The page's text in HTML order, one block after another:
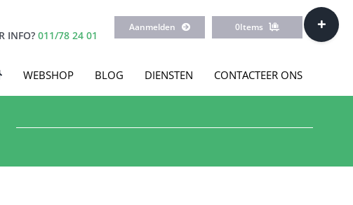
INFO? 011/78 24 01
Aanmelden 0Items
WEBSHOP BLOG DIENSTEN CONTACTEER ONS
Toggle
Sliding